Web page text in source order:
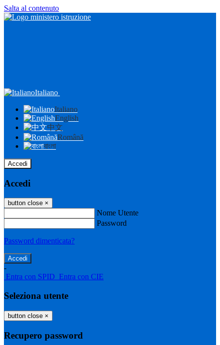
Salta al contenuto
Italiano
Italiano
English
中文
Română
বাংলা
Accedi
Accedi
button close ×
Nome Utente
Password
Password dimenticata?
-
Entra con SPID Entra con CIE
Seleziona utente
button close ×
Recupero password